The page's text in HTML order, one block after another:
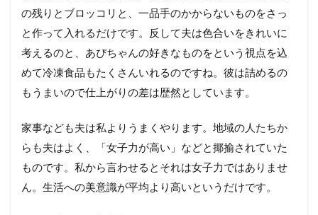
の残りとブロッコリと、一品手のかからないものをさっ
と作って入れるだけです。反して夫は色合いをきれいに
考えるのと、あぴちゃんの好きなものをという視点を込
めて冷凍食品もたくさんいれるのですね。彼は詰めるの
もうまいので仕上がりの差は歴然としています。
家事なども夫は私よりうまくやります。地域の人たちか
らも夫はよく、「女子力が高い」などと揶揄されていた
ものです。私から言わせるとそれは女子力ではありませ
ん。生活への美意識が平均より高いというだけです。